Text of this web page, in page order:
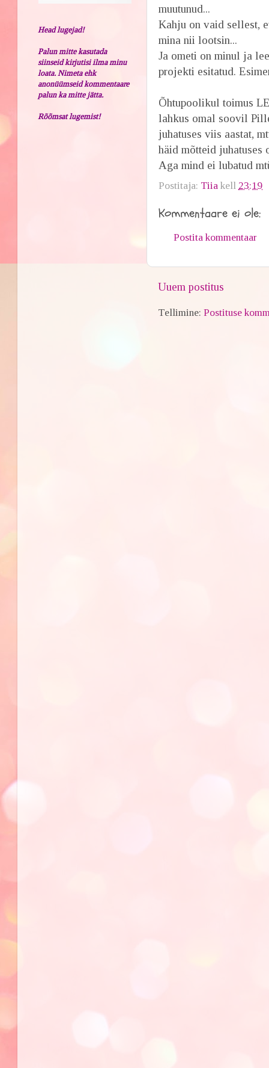
muutunud...
Kahju on vaid sellest,
mina nii lootsin...
Ja ometi on minul ja
projekti esitatud.
Õhtupoolikul toimus
lahkus omal soovil
juhatuses viis aastat,
häid mõtteid juhatuses
Aga mind ei lubatud
Postitaja: Tiia kell 23:19
Kommentaare ei ole:
Postita kommentaar
Uuem postitus
Tellimine:Postituse
Head lugejad!
Palun mitte kasutada
siinseid kirjutisi ilma minu
loata. Nimeta ehk
anonüümseid kommentaare
palun ka mitte jätta.
Rõõmsat lugemist!